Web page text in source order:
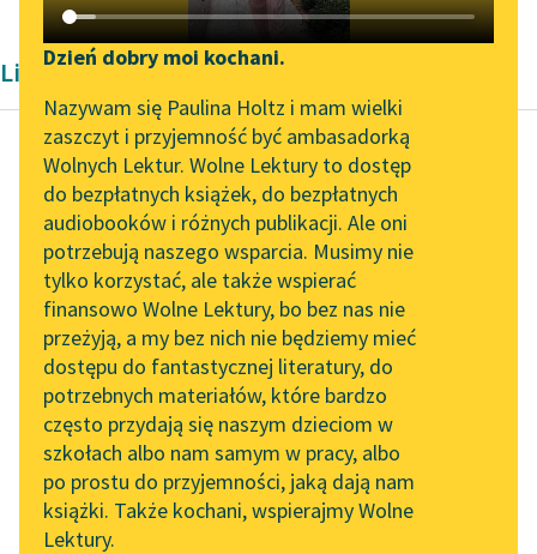
Katalog DAISY
Podkasty o książkach
Zgłoś brak utworu
Aktualności
„Prokurator Alicja Horn”
do słuchania
Byliśmy częścią AI Impact
Lab
Zapraszamy na spotkanie
online z tłumaczkami
literatury skandynawskiej
Spotkanie z Katarzyną
Tunkiel w Oslo
102. lata temu zmarł
Joseph Conrad
Narzędzia
Mapa Wolnych Lektur
Leśmianator
Przewodnik dla piszących i
czytających
API
OAI-PMH
Widget Wolnych Lektur
Przypisy
Dzień dobry moi kochani.
Nazywam się Paulina Holtz i mam wielki
zaszczyt i przyjemność być ambasadorką
Wolnych Lektur. Wolne Lektury to dostęp
do bezpłatnych książek, do bezpłatnych
audiobooków i różnych publikacji. Ale oni
potrzebują naszego wsparcia. Musimy nie
tylko korzystać, ale także wspierać
finansowo Wolne Lektury, bo bez nas nie
przeżyją, a my bez nich nie będziemy mieć
dostępu do fantastycznej literatury, do
potrzebnych materiałów, które bardzo
często przydają się naszym dzieciom w
szkołach albo nam samym w pracy, albo
po prostu do przyjemności, jaką dają nam
książki. Także kochani, wspierajmy Wolne
Lektury.
Liryka Konstantego Ildefonsa Gałczyńskiego
Konstanty Ildefons
Gałczyński
Farlandia
Myśmy mieli się
spotkać na moście,
by pomówić o naszej
miłości
pod tym klonem,
koło...
Czytaj więcej